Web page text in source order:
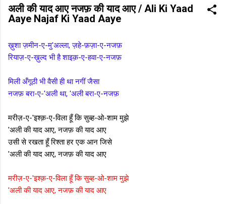
अली की याद आए नजफ़ की याद आए / Ali Ki Yaad
Aaye Najaf Ki Yaad Aaye
ख़ुशा ज़मीन-ए-मु'अल्ला, ज़हे-फ़ज़ा-ए-नजफ़
रियाज़-ए-ख़ुल्द भी है शाइक़-ए-हवा-ए-नजफ़
मिली अँगूठी भी वैसी ही था नगीं जैसा
नजफ़ बरा-ए-'अली था, 'अली बरा-ए-नजफ़
मरीज़-ए-'इश्क़-ए-विला हूँ कि सुब्ह-ओ-शाम मुझे
'अली की याद आए, नजफ़ की याद आए
उसी से रखता हूँ रिश्ता हर एक आन जिसे
'अली की याद आए, नजफ़ की याद आए
मरीज़-ए-'इश्क़-ए-विला हूँ कि सुब्ह-ओ-शाम मुझे
'अली की याद आए, नजफ़ की याद आए